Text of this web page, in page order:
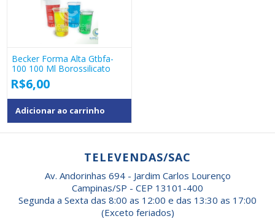
Becker Forma Alta Gtbfa-
100 100 Ml Borossilicato
R$6,00
Adicionar ao carrinho
TELEVENDAS/SAC
Av. Andorinhas 694 - Jardim Carlos Lourenço
Campinas/SP - CEP 13101-400
Segunda a Sexta das 8:00 as 12:00 e das 13:30 as 17:00
(Exceto feriados)